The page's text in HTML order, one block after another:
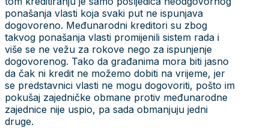
ponašanja vlasti koja svaki put ne ispunjava
dogovoreno. Međunarodni kreditori su zbog
takvog ponašanja vlasti promijenili sistem rada i
više se ne vežu za rokove nego za ispunjenje
dogovorenog. Tako da građanima mora biti jasno
da čak ni kredit ne možemo dobiti na vrijeme, jer
se predstavnici vlasti ne mogu dogovoriti, pošto im
pokušaj zajedničke obmane protiv međunarodne
zajednice nije uspio, pa sada obmanjuju jedni
druge.